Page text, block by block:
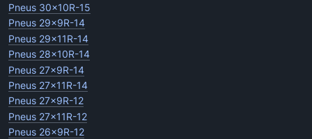
Pneus 30x10R-15
Pneus 29x9R-14
Pneus 29x11R-14
Pneus 28x10R-14
Pneus 27x9R-14
Pneus 27x11R-14
Pneus 27x9R-12
Pneus 27x11R-12
Pneus 26x9R-12